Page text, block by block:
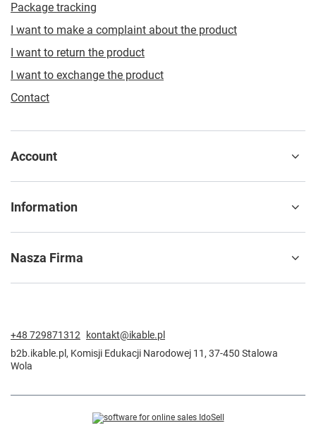
Package tracking
I want to make a complaint about the product
I want to return the product
I want to exchange the product
Contact
Account
Information
Nasza Firma
+48 729871312
kontakt@ikable.pl
b2b.ikable.pl , Komisji Edukacji Narodowej 11 , 37-450 Stalowa
Wola